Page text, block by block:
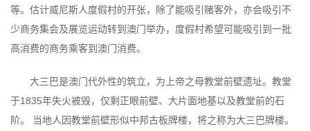
等。估计威尼斯人度假村的开张，除了能吸引赌客外，亦会吸引不
少商务集会及展览运动转到澳门举办，度假村希望可能吸引到一批
高消费的商务乘客到澳门消费。
大三巴是澳门代外性的筑立，为上帝之母教堂前壁遗址。教堂
于1835年失火被毁，仅剩正眼前壁、大片面地基以及教堂前的石
阶。 当地人因教堂前壁形似中邦古板牌楼，将之称为大三巴牌楼。